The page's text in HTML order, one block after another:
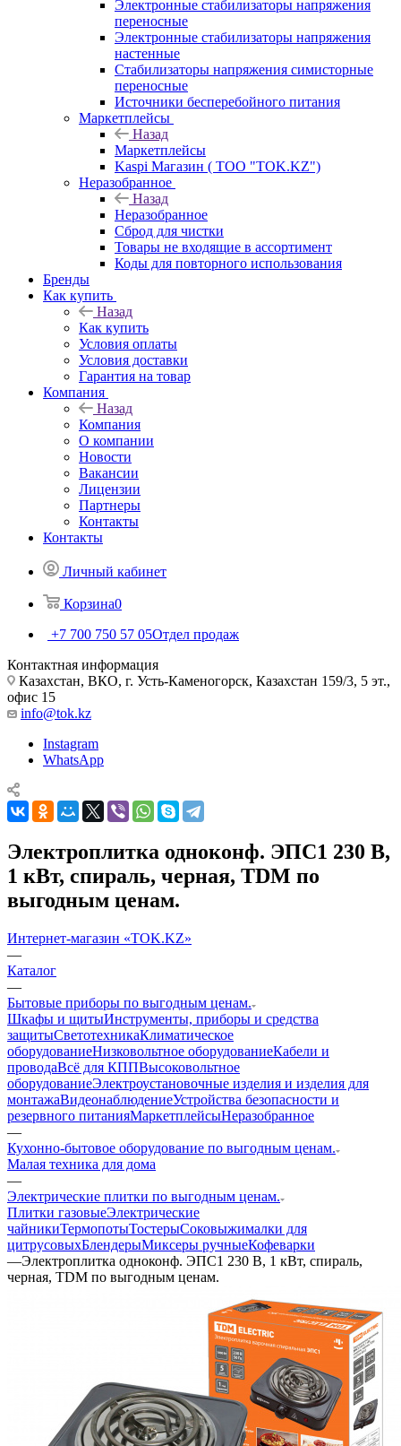
Электронные стабилизаторы напряжения
переносные
Электронные стабилизаторы напряжения
настенные
Стабилизаторы напряжения симисторные
переносные
Источники бесперебойного питания
Маркетплейсы
Назад
Маркетплейсы
Kaspi Магазин ( ТОО "TOK.KZ")
Неразобранное
Назад
Неразобранное
Сброд для чистки
Товары не входящие в ассортимент
Коды для повторного использования
Бренды
Как купить
Назад
Как купить
Условия оплаты
Условия доставки
Гарантия на товар
Компания
Назад
Компания
О компании
Новости
Вакансии
Лицензии
Партнеры
Контакты
Контакты
Личный кабинет
Корзина0
+7 700 750 57 05Отдел продаж
Контактная информация
Казахстан, ВКО, г. Усть-Каменогорск, Казахстан 159/3, 5 эт.,
офис 15
info@tok.kz
Instagram
WhatsApp
Электроплитка одноконф. ЭПС1 230 В,
1 кВт, спираль, черная, TDM по
выгодным ценам.
Интернет-магазин «TOK.KZ»
—
Каталог
—
Бытовые приборы по выгодным ценам.
Шкафы и щитыИнструменты, приборы и средства
защитыСветотехникаКлиматическое
оборудованиеНизковольтное оборудованиеКабели и
проводаВсё для КППВысоковольтное
оборудованиеЭлектроустановочные изделия и изделия для
монтажаВидеонаблюдениеУстройства безопасности и
резервного питанияМаркетплейсыНеразобранное
—
Кухонно-бытовое оборудование по выгодным ценам.
Малая техника для дома
—
Электрические плитки по выгодным ценам.
Плитки газовыеЭлектрические
чайникиТермопотыТостерыСоковыжималки для
цитрусовыхБлендерыМиксеры ручныеКофеварки
—Электроплитка одноконф. ЭПС1 230 В, 1 кВт, спираль,
черная, TDM по выгодным ценам.